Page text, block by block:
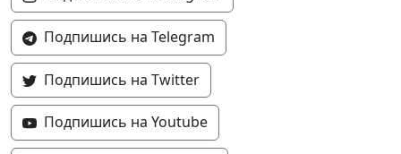
Подпишись на Telegram
Подпишись на Twitter
Подпишись на Youtube